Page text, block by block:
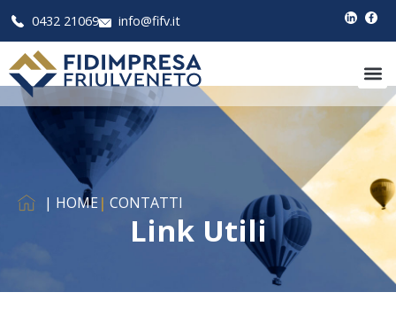
0432 21069 info@fifv.it
| HOME | CONTATTI
Link Utili